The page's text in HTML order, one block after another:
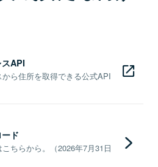
API
ら住所を取得できる公式API
ド
ちらから。（2026年7月31日